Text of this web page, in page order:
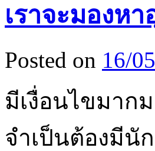
เราจะมองห
Posted on 16/
มีเงื่อนไขมาก
จำเป็นต้องมีนั